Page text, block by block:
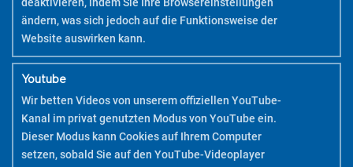
ändern, was sich jedoch auf die Funktionsweise der
Website auswirken kann.
Youtube
Wir betten Videos von unserem offiziellen YouTube-
Kanal im privat genutzten Modus von YouTube ein.
Dieser Modus kann Cookies auf Ihrem Computer
setzen, sobald Sie auf den YouTube-Videoplayer